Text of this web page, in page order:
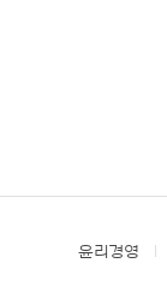
FOOTER윤리경영